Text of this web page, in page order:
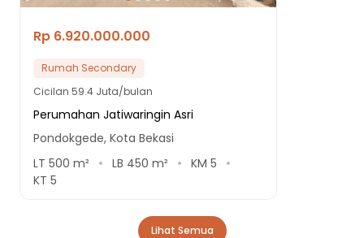
Rp 6.920.000.000
Rumah Secondary
Cicilan 59.4 Juta/bulan
Perumahan Jatiwaringin Asri
Pondokgede, Kota Bekasi
LT 500 m² LB 450 m² KM 5
KT 5
Lihat Semua